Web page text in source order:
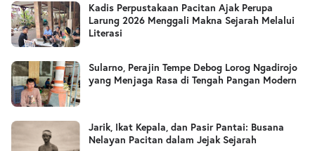
Kadis Perpustakaan Pacitan Ajak Perupa
Larung 2026 Menggali Makna Sejarah Melalui
Literasi
Sularno, Perajin Tempe Debog Lorog Ngadirojo
yang Menjaga Rasa di Tengah Pangan Modern
Jarik, Ikat Kepala, dan Pasir Pantai: Busana
Nelayan Pacitan dalam Jejak Sejarah